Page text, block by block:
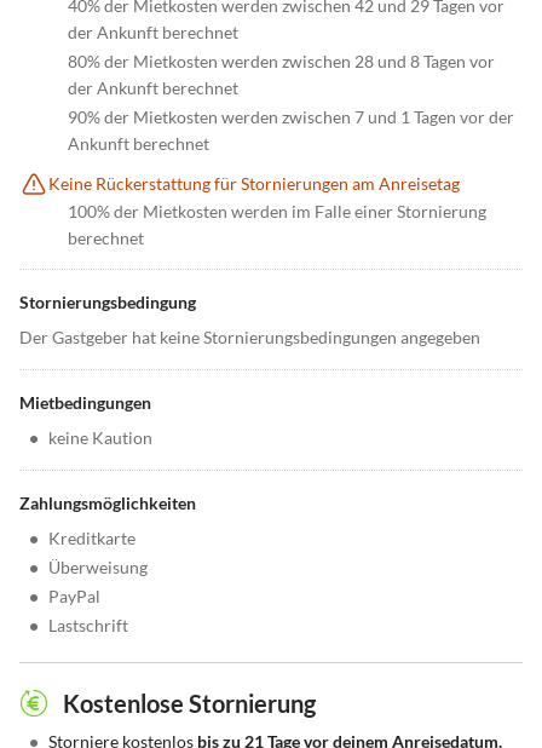
40% der Mietkosten werden zwischen 42 und 29 Tagen vor
der Ankunft berechnet
80% der Mietkosten werden zwischen 28 und 8 Tagen vor
der Ankunft berechnet
90% der Mietkosten werden zwischen 7 und 1 Tagen vor der
Ankunft berechnet
Keine Rückerstattung für Stornierungen am Anreisetag
100% der Mietkosten werden im Falle einer Stornierung
berechnet
Stornierungsbedingung
Der Gastgeber hat keine Stornierungsbedingungen angegeben
Mietbedingungen
• keine Kaution
Zahlungsmöglichkeiten
• Kreditkarte
• Überweisung
• PayPal
• Lastschrift
Kostenlose Stornierung
• Storniere kostenlos bis zu 21 Tage vor deinem Anreisedatum.